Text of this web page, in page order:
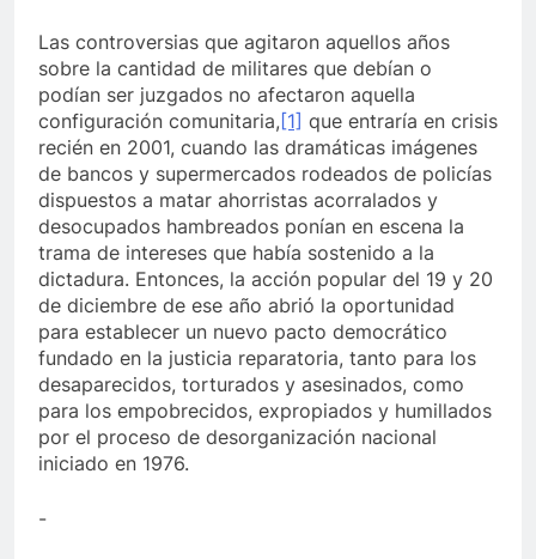
Las controversias que agitaron aquellos años
sobre la cantidad de militares que debían o
podían ser juzgados no afectaron aquella
configuración comunitaria,[1] que entraría en crisis
recién en 2001, cuando las dramáticas imágenes
de bancos y supermercados rodeados de policías
dispuestos a matar ahorristas acorralados y
desocupados hambreados ponían en escena la
trama de intereses que había sostenido a la
dictadura. Entonces, la acción popular del 19 y 20
de diciembre de ese año abrió la oportunidad
para establecer un nuevo pacto democrático
fundado en la justicia reparatoria, tanto para los
desaparecidos, torturados y asesinados, como
para los empobrecidos, expropiados y humillados
por el proceso de desorganización nacional
iniciado en 1976.
-